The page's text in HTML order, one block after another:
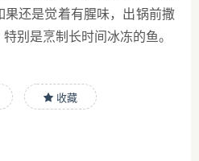
还是觉着有腥味，出锅前撒
别是烹制长时间冰冻的鱼。
收藏